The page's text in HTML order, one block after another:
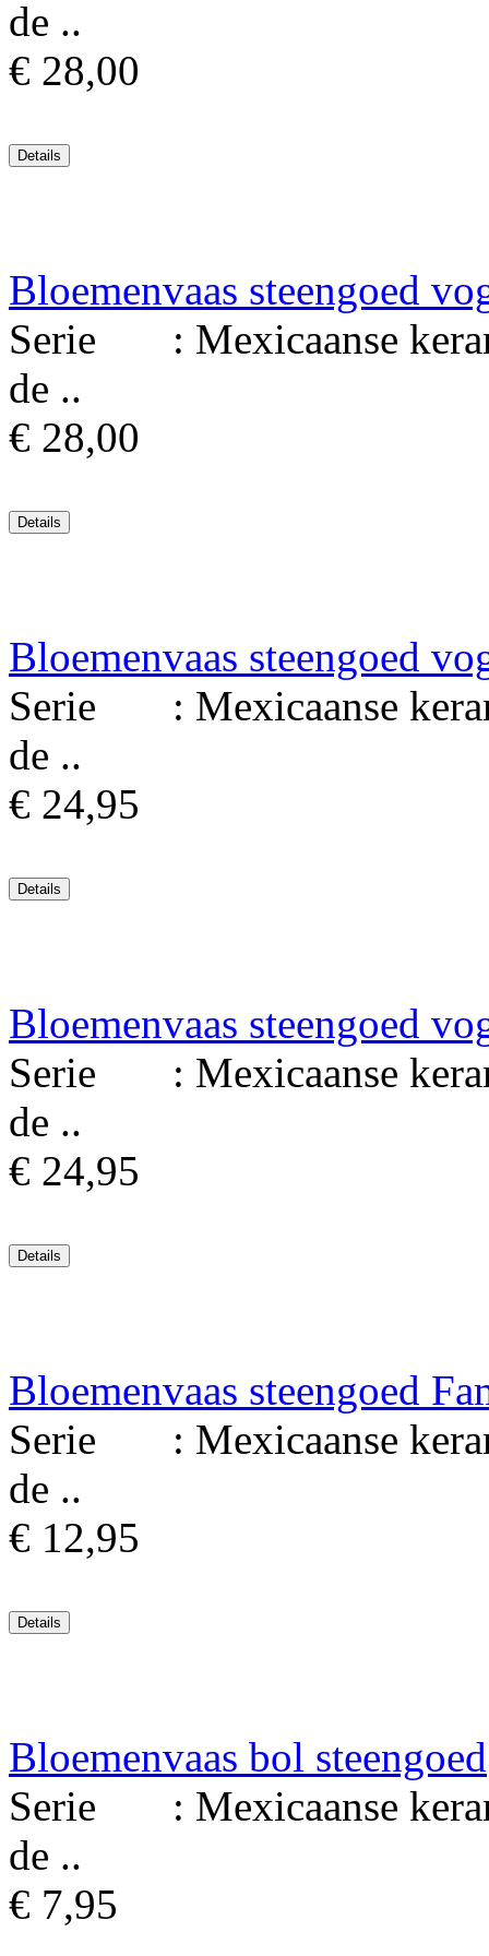
de ..
€ 28,00
Bloemenvaas steengoed
Serie : Mexicaanse
de ..
€ 28,00
Bloemenvaas steengoed
Serie : Mexicaanse
de ..
€ 24,95
Bloemenvaas steengoed
Serie : Mexicaanse
de ..
€ 24,95
Bloemenvaas steengoed
Serie : Mexicaanse
de ..
€ 12,95
Bloemenvaas bol steengoed
Serie : Mexicaanse
de ..
€ 7,95